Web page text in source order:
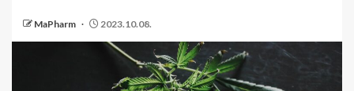
MaPharm 2023.10.08.